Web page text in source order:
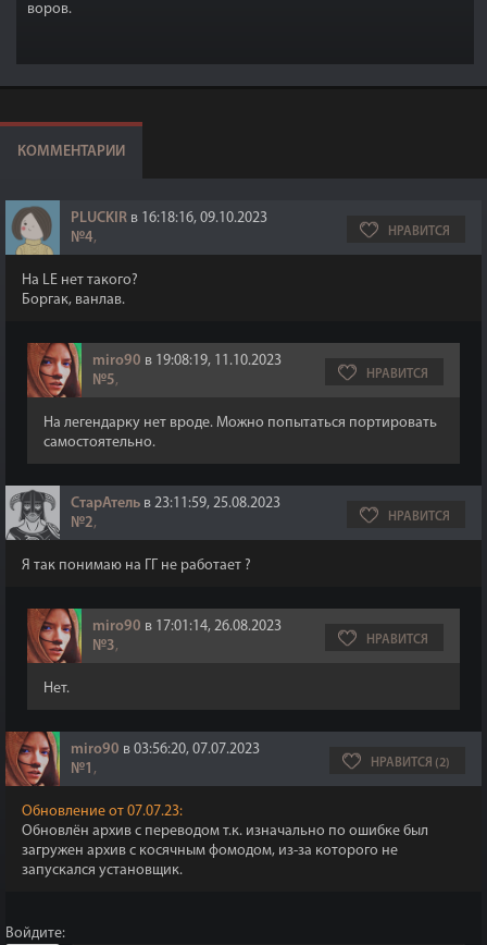
воров.
КОММЕНТАРИИ
PLUCKIR в 16:18:16, 09.10.2023
№4, НРАВИТСЯ
На LE нет такого?
Боргак, ванлав.
miro90 в 19:08:19, 11.10.2023
№5, НРАВИТСЯ
На легендарку нет вроде. Можно попытаться портировать
самостоятельно.
СтарАтель в 23:11:59, 25.08.2023
№2, НРАВИТСЯ
Я так понимаю на ГГ не работает ?
miro90 в 17:01:14, 26.08.2023
№3, НРАВИТСЯ
Нет.
miro90 в 03:56:20, 07.07.2023
№1 , НРАВИТСЯ (2)
Обновление от 07.07.23:
Обновлён архив с переводом т.к. изначально по ошибке был
загружен архив с косячным фомодом, из-за которого не
запускался установщик.
Войдите: